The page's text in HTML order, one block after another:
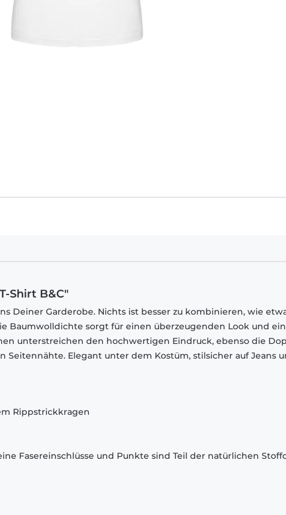
Shirt B&C"
Deiner Garderobe. Nichts ist besser zu kombinieren, wie
Baumwolldichte sorgt für einen überzeugenden Look und
unterstreichen den hochwertigen Eindruck, ebenso die
Elegant unter dem Kostüm, stilsicher auf Jeans
Rippstrickkragen
Fasereinschlüsse und Punkte sind Teil der natürlichen